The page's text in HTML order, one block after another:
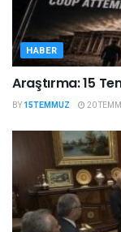
HABER
Araştırma: 15
BY 15TEMMUZ 20